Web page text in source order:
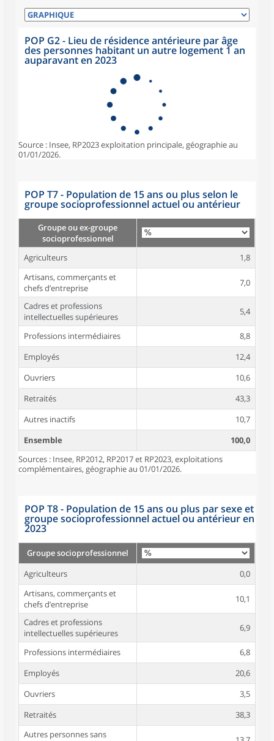
POP G2 - Lieu de résidence antérieure par âge
des personnes habitant un autre logement 1 an
auparavant en 2023
Source : Insee, RP2023 exploitation principale, géographie au
01/01/2026.
POP T7 - Population de 15 ans ou plus selon le
groupe socioprofessionnel actuel ou antérieur
Groupe ou ex-groupe
socioprofessionnel
Agriculteurs
1,8
Artisans, commerçants et
chefs d’entreprise
7,0
Cadres et professions
intellectuelles supérieures
5,4
Professions intermédiaires
8,8
Employés
12,4
Ouvriers
10,6
Retraités
43,3
Autres inactifs
10,7
Ensemble
100,0
Sources : Insee, RP2012, RP2017 et RP2023, exploitations
complémentaires, géographie au 01/01/2026.
POP T8 - Population de 15 ans ou plus par sexe et
groupe socioprofessionnel actuel ou antérieur en
2023
Groupe socioprofessionnel
Agriculteurs
0,0
Artisans, commerçants et
chefs d’entreprise
10,1
Cadres et professions
intellectuelles supérieures
6,9
Professions intermédiaires
6,8
Employés
20,6
Ouvriers
3,5
Retraités
38,3
Autres personnes sans